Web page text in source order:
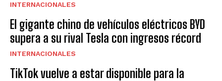
INTERNACIONALES
El gigante chino de vehículos eléctricos BYD
supera a su rival Tesla con ingresos récord
INTERNACIONALES
TikTok vuelve a estar disponible para la